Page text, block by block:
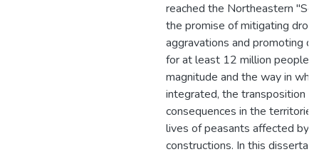
reached the Northeastern
the promise of mitigating
aggravations and promoting
for at least 12 million people.
magnitude and the way in
integrated, the transposition
consequences in the
lives of peasants affected by
constructions. In this